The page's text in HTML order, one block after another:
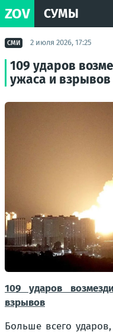
ZOV СУМЫ
СМИ 2 июля 2026, 17:25
109 ударов
ужаса и взрывов
109 ударов
взрывов
Больше всего